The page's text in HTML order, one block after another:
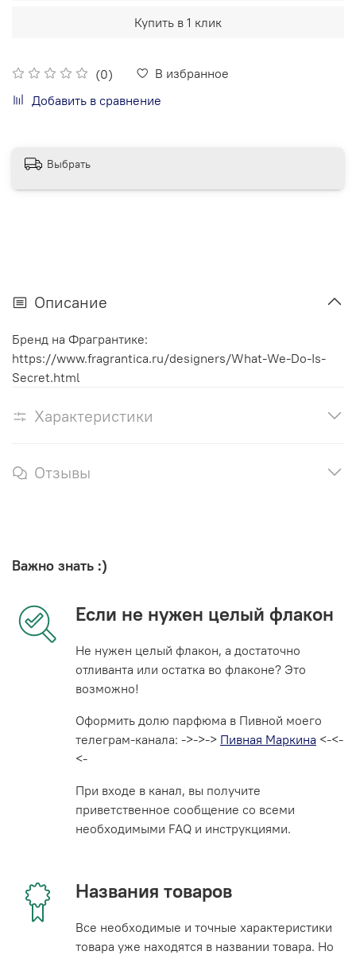
(0)
В избранное
Добавить в сравнение
Купить в 1 клик
Выбрать
Описание
Бренд на Фрагрантике:
https://www.fragrantica.ru/designers/What-We-Do-Is-
Secret.html
Характеристики
Отзывы
Важно знать :)
Если не нужен целый флакон
Не нужен целый флакон, а достаточно
отливанта или остатка во флаконе? Это
возможно!
Оформить долю парфюма в Пивной моего
телеграм-канала: ->->-> Пивная Маркина <-<-
<-
При входе в канал, вы получите
приветственное сообщение со всеми
необходимыми FAQ и инструкциями.
Названия товаров
Все необходимые и точные характеристики
товара уже находятся в названии товара. Но